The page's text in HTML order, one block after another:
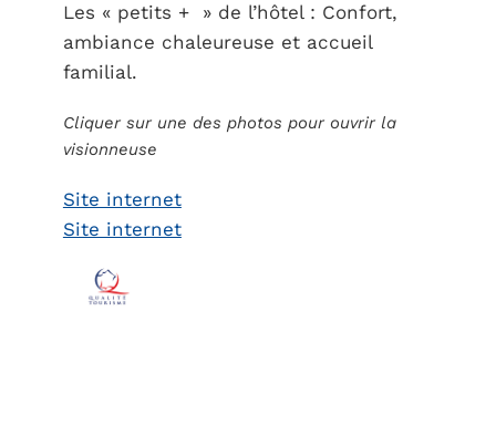
Les « petits + » de l’hôtel : Confort,
ambiance chaleureuse et accueil
familial.
Cliquer sur une des photos pour ouvrir la
visionneuse
Site internet
Site internet